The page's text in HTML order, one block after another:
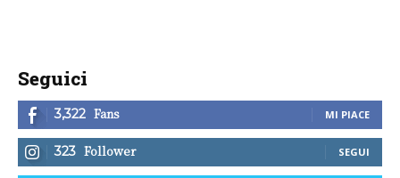
Seguici
3,322 Fans MI PIACE
323 Follower SEGUI